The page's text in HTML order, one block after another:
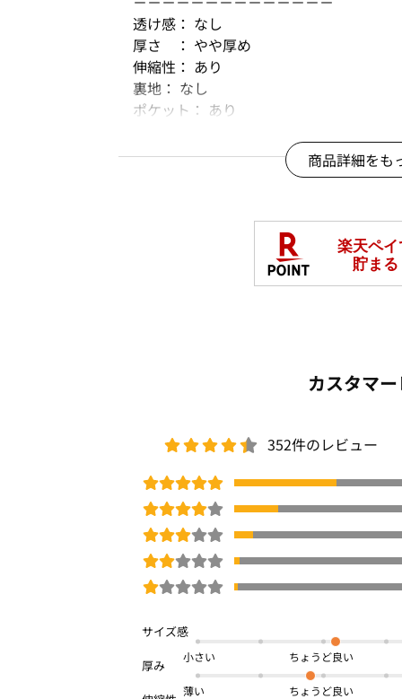
透け感： なし
厚さ ： やや厚め
伸縮性： あり
裏地： なし
ポケット： あり
＊実際の商品と色味が異なる場合があり
体型カバー ストレッチ
OWIG-00520
商品詳細をも
カスタマ
352件のレビュー
小さい
薄い